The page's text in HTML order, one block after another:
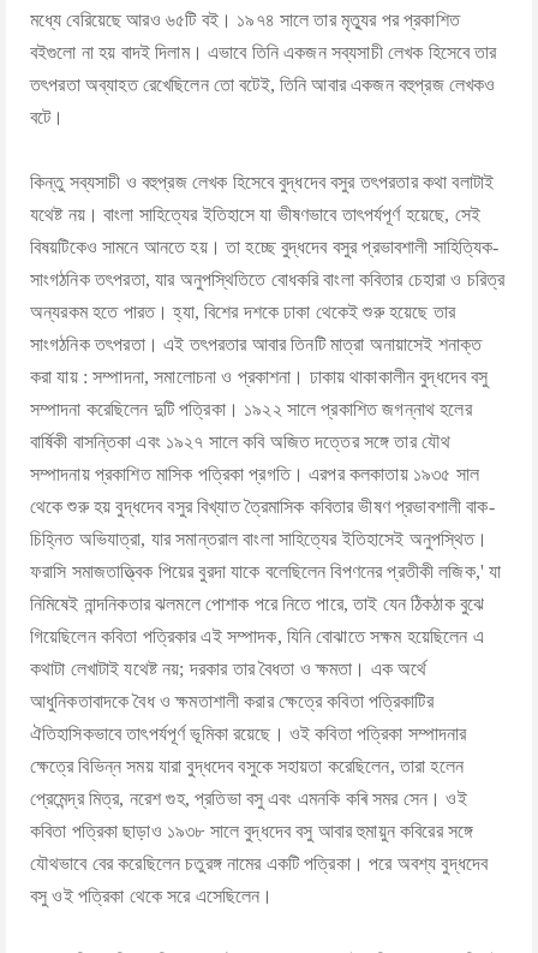
মধ্যে বেরিয়েছে আরও ৬৫টি বই। ১৯৭৪ সালে তার মৃত্যুর পর প্রকাশিত
বইগুলো না হয় বাদই দিলাম। এভাবে তিনি একজন সব্যসাচী লেখক হিসেবে তার
তৎপরতা অব্যাহত রেখেছিলেন তো বটেই, তিনি আবার একজন বহুপ্রজ লেখকও
বটে।
কিন্তু সব্যসাচী ও বহুপ্রজ লেখক হিসেবে বুদ্ধদেব বসুর তৎপরতার কথা বলাটাই
যথেষ্ট নয়। বাংলা সাহিত্যের ইতিহাসে যা ভীষণভাবে তাৎপর্যপূর্ণ হয়েছে, সেই
বিষয়টিকেও সামনে আনতে হয়। তা হচ্ছে বুদ্ধদেব বসুর প্রভাবশালী সাহিত্যিক-
সাংগঠনিক তৎপরতা, যার অনুপস্থিতিতে বোধকরি বাংলা কবিতার চেহারা ও চরিত্র
অন্যরকম হতে পারত। হ্যা, বিশের দশকে ঢাকা থেকেই শুরু হয়েছে তার
সাংগঠনিক তৎপরতা। এই তৎপরতার আবার তিনটি মাত্রা অনায়াসেই শনাক্ত
করা যায় : সম্পাদনা, সমালোচনা ও প্রকাশনা। ঢাকায় থাকাকালীন বুদ্ধদেব বসু
সম্পাদনা করেছিলেন দুটি পত্রিকা। ১৯২২ সালে প্রকাশিত জগন্নাথ হলের
বার্ষিকী বাসন্তিকা এবং ১৯২৭ সালে কবি অজিত দত্তের সঙ্গে তার যৌথ
সম্পাদনায় প্রকাশিত মাসিক পত্রিকা প্রগতি। এরপর কলকাতায় ১৯৩৫ সাল
থেকে শুরু হয় বুদ্ধদেব বসুর বিখ্যাত ত্রৈমাসিক কবিতার ভীষণ প্রভাবশালী বাক-
চিহ্নিত অভিযাত্রা, যার সমান্তরাল বাংলা সাহিত্যের ইতিহাসেই অনুপস্থিত।
ফরাসি সমাজতাত্ত্বিক পিয়ের বুরদা যাকে বলেছিলেন বিপণনের প্রতীকী লজিক,' যা
নিমিষেই নান্দনিকতার ঝলমলে পোশাক পরে নিতে পারে, তাই যেন ঠিকঠাক বুঝে
গিয়েছিলেন কবিতা পত্রিকার এই সম্পাদক, যিনি বোঝাতে সক্ষম হয়েছিলেন এ
কথাটা লেখাটাই যথেষ্ট নয়; দরকার তার বৈধতা ও ক্ষমতা। এক অর্থে
আধুনিকতাবাদকে বৈধ ও ক্ষমতাশালী করার ক্ষেত্রে কবিতা পত্রিকাটির
ঐতিহাসিকভাবে তাৎপর্যপূর্ণ ভূমিকা রয়েছে। ওই কবিতা পত্রিকা সম্পাদনার
ক্ষেত্রে বিভিন্ন সময় যারা বুদ্ধদেব বসুকে সহায়তা করেছিলেন, তারা হলেন
প্রেমেন্দ্র মিত্র, নরেশ গুহ, প্রতিভা বসু এবং এমনকি কৰি সমর সেন। ওই
কবিতা পত্রিকা ছাড়াও ১৯৩৮ সালে বুদ্ধদেব বসু আবার হুমায়ুন কবিরের সঙ্গে
যৌথভাবে বের করেছিলেন চতুরঙ্গ নামের একটি পত্রিকা। পরে অবশ্য বুদ্ধদেব
বসু ওই পত্রিকা থেকে সরে এসেছিলেন।